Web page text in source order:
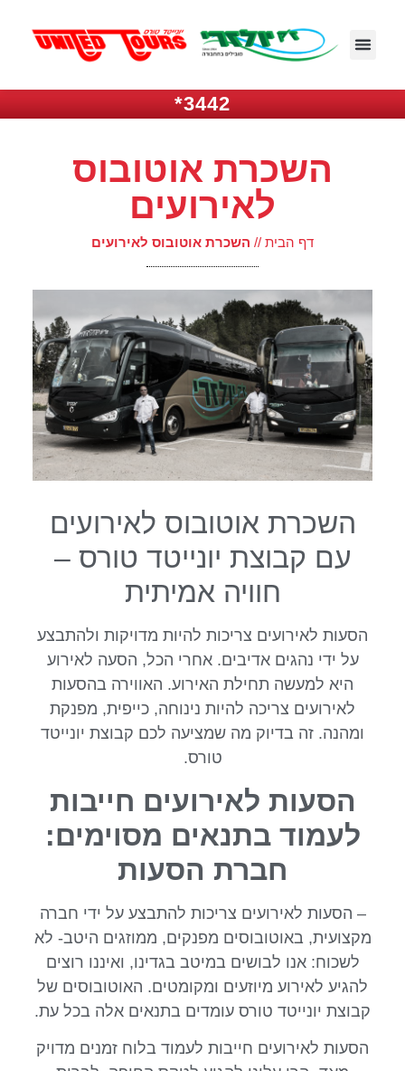
3442*
השכרת אוטובוס
לאירועים
דף הבית // השכרת אוטובוס לאירועים
השכרת אוטובוס לאירועים
עם קבוצת יונייטד טורס –
חוויה אמיתית
הסעות לאירועים צריכות להיות מדויקות ולהתבצע
על ידי נהגים אדיבים. אחרי הכל, הסעה לאירוע
היא למעשה תחילת האירוע. האווירה בהסעות
לאירועים צריכה להיות נינוחה, כייפית, מפנקת
ומהנה. זה בדיוק מה שמציעה לכם קבוצת יונייטד
טורס.
הסעות לאירועים חייבות
לעמוד בתנאים מסוימים:
חברת הסעות
– הסעות לאירועים צריכות להתבצע על ידי חברה
מקצועית, באוטובוסים מפנקים, ממוזגים היטב- לא
לשכוח: אנו לבושים במיטב בגדינו, ואיננו רוצים
להגיע לאירוע מיוזעים ומקומטים. האוטובוסים של
קבוצת יונייטד טורס עומדים בתנאים אלה בכל עת.
הסעות לאירועים חייבות לעמוד בלוח זמנים מדויק